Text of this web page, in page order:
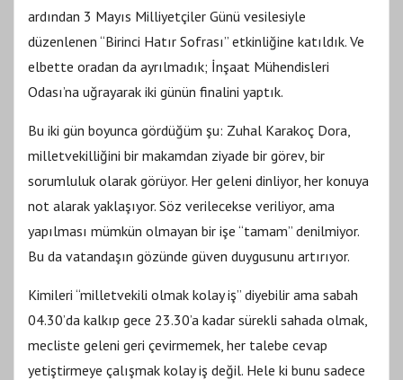
ardından 3 Mayıs Milliyetçiler Günü vesilesiyle
düzenlenen “Birinci Hatır Sofrası” etkinliğine katıldık. Ve
elbette oradan da ayrılmadık; İnşaat Mühendisleri
Odası’na uğrayarak iki günün finalini yaptık.
Bu iki gün boyunca gördüğüm şu: Zuhal Karakoç Dora,
milletvekilliğini bir makamdan ziyade bir görev, bir
sorumluluk olarak görüyor. Her geleni dinliyor, her konuya
not alarak yaklaşıyor. Söz verilecekse veriliyor, ama
yapılması mümkün olmayan bir işe “tamam” denilmiyor.
Bu da vatandaşın gözünde güven duygusunu artırıyor.
Kimileri “milletvekili olmak kolay iş” diyebilir ama sabah
04.30’da kalkıp gece 23.30’a kadar sürekli sahada olmak,
mecliste geleni geri çevirmemek, her talebe cevap
yetiştirmeye çalışmak kolay iş değil. Hele ki bunu sadece